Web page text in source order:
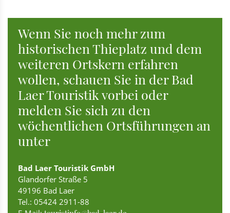
Wenn Sie noch mehr zum
historischen Thieplatz und dem
weiteren Ortskern erfahren
wollen, schauen Sie in der Bad
Laer Touristik vorbei oder
melden Sie sich zu den
wöchentlichen Ortsführungen an
unter
Bad Laer Touristik GmbH
Glandorfer Straße 5
49196 Bad Laer
Tel.: 05424 2911-88